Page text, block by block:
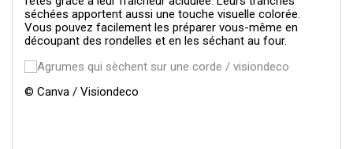
séchées apportent aussi une touche visuelle colorée.
Vous pouvez facilement les préparer vous-même en
découpant des rondelles et en les séchant au four.
© Canva / Visiondeco